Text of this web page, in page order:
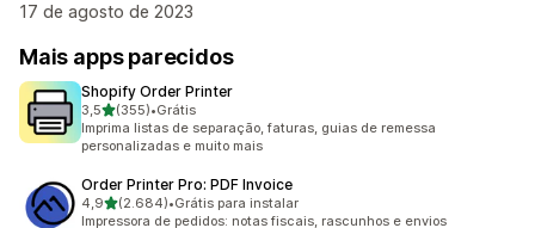
17 de agosto de 2023
Mais apps parecidos
Shopify Order Printer
3,5de 5 estrelas
(355)
355 avaliações ao todo
•Grátis
Imprima listas de separação, faturas, guias de remessa
personalizadas e muito mais
Order Printer Pro: PDF Invoice
4,9de 5 estrelas
(2.684)
2684 avaliações ao todo
•Grátis para instalar
Impressora de pedidos: notas fiscais, rascunhos e envios